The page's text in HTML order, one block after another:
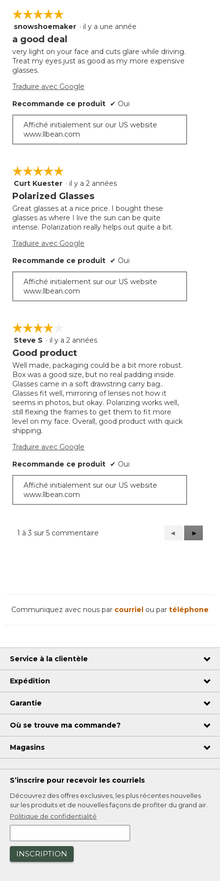
☆☆☆☆☆
☆☆☆☆☆
5
5.
snowshoemaker · il y a une année
a good deal
very light on your face and cuts glare while driving.
Treat my eyes just as good as my more expensive
glasses.
Traduire avec Google
Recommande ce produit ✔ Oui
Affiché initialement sur our US website
www.llbean.com
☆☆☆☆☆
☆☆☆☆☆
5
étoile(s)
5.
Curt Kuester · il y a 2 années
Polarized Glasses
Great glasses at a nice price. I bought these
glasses as where I live the sun can be quite
intense. Polarization really helps out quite a bit.
Traduire avec Google
Recommande ce produit ✔ Oui
Affiché initialement sur our US website
www.llbean.com
☆☆☆☆☆
☆☆☆☆☆
4
étoile(s)
5.
Steve S · il y a 2 années
Good product
Well made, packaging could be a bit more robust.
Box was a good size, but no real padding inside.
Glasses came in a soft drawstring carry bag..
Glasses fit well, mirroring of lenses not how it
seems in photos, but okay. Polarizing works well,
still flexing the frames to get them to fit more
level on my face. Overall, good product with quick
shipping.
Traduire avec Google
Recommande ce produit ✔ Oui
Affiché initialement sur our US website
www.llbean.com
1 à 3 sur 5 commentaire
Précédent
Reviews
◄
Suivant
Reviews
►
Communiquez avec nous par courriel ou par téléphone
Service à la clientèle
Expédition
Garantie
Où se trouve ma commande?
Magasins
S’inscrire pour recevoir les courriels
Découvrez des offres exclusives, les plus récentes nouvelles
sur les produits et de nouvelles façons de profiter du grand air.
Politique de confidentialité
INSCRIPTION